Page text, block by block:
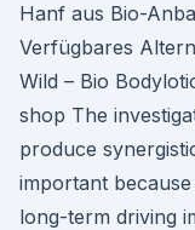
Hanf aus Bio-
Verfügbares
Wild – Bio
shop The
produce
important
long-term driving